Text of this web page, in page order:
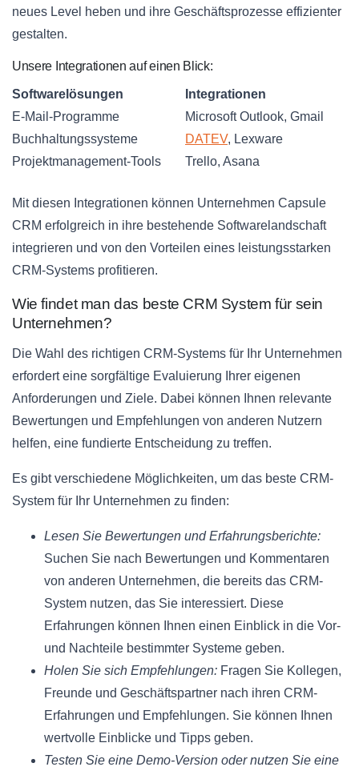
neues Level heben und ihre Geschäftsprozesse effizienter
gestalten.
Unsere Integrationen auf einen Blick:
Softwarelösungen
Integrationen
E-Mail-Programme
Microsoft Outlook, Gmail
Buchhaltungssysteme
DATEV, Lexware
Projektmanagement-Tools
Trello, Asana
Mit diesen Integrationen können Unternehmen Capsule
CRM erfolgreich in ihre bestehende Softwarelandschaft
integrieren und von den Vorteilen eines leistungsstarken
CRM-Systems profitieren.
Wie findet man das beste CRM System für sein
Unternehmen?
Die Wahl des richtigen CRM-Systems für Ihr Unternehmen
erfordert eine sorgfältige Evaluierung Ihrer eigenen
Anforderungen und Ziele. Dabei können Ihnen relevante
Bewertungen und Empfehlungen von anderen Nutzern
helfen, eine fundierte Entscheidung zu treffen.
Es gibt verschiedene Möglichkeiten, um das beste CRM-
System für Ihr Unternehmen zu finden:
Lesen Sie Bewertungen und Erfahrungsberichte:
Suchen Sie nach Bewertungen und Kommentaren
von anderen Unternehmen, die bereits das CRM-
System nutzen, das Sie interessiert. Diese
Erfahrungen können Ihnen einen Einblick in die Vor-
und Nachteile bestimmter Systeme geben.
Holen Sie sich Empfehlungen: Fragen Sie Kollegen,
Freunde und Geschäftspartner nach ihren CRM-
Erfahrungen und Empfehlungen. Sie können Ihnen
wertvolle Einblicke und Tipps geben.
Testen Sie eine Demo-Version oder nutzen Sie eine